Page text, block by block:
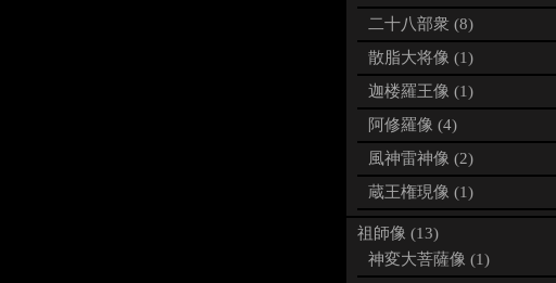
二十八部衆 (8)
散脂大将像 (1)
迦楼羅王像 (1)
阿修羅像 (4)
風神雷神像 (2)
蔵王権現像 (1)
祖師像 (13)
神変大菩薩像 (1)